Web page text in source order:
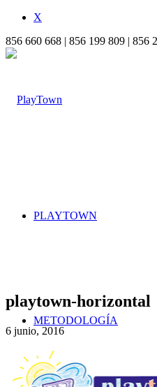
X
856 660 668 | 856 199 809 | 856
PLAYTOWN
METODOLOGÍA
playtown-horizontal
6 junio, 2016